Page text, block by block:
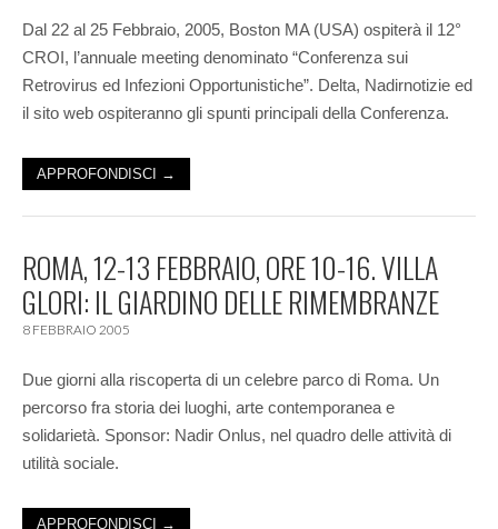
Dal 22 al 25 Febbraio, 2005, Boston MA (USA) ospiterà il 12°
CROI, l’annuale meeting denominato “Conferenza sui
Retrovirus ed Infezioni Opportunistiche”. Delta, Nadirnotizie ed
il sito web ospiteranno gli spunti principali della Conferenza.
APPROFONDISCI →
ROMA, 12-13 FEBBRAIO, ORE 10-16. VILLA
GLORI: IL GIARDINO DELLE RIMEMBRANZE
8 FEBBRAIO 2005
Due giorni alla riscoperta di un celebre parco di Roma. Un
percorso fra storia dei luoghi, arte contemporanea e
solidarietà. Sponsor: Nadir Onlus, nel quadro delle attività di
utilità sociale.
APPROFONDISCI →